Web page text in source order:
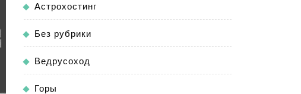
Астрохостинг
Без рубрики
Ведрусоход
Горы